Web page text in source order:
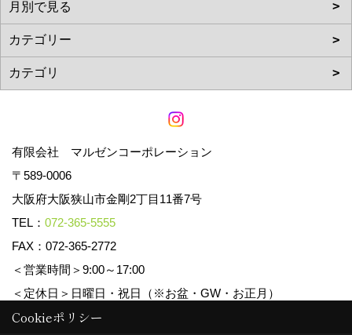
有限会社 マルゼンコーポレーション
〒589-0006
大阪府大阪狭山市金剛2丁目11番7号
TEL： 072-365-5555
FAX：072-365-2772
＜営業時間＞9:00～17:00
＜定休日＞日曜日・祝日（※お盆・GW・お正月）
Cookieポリシー